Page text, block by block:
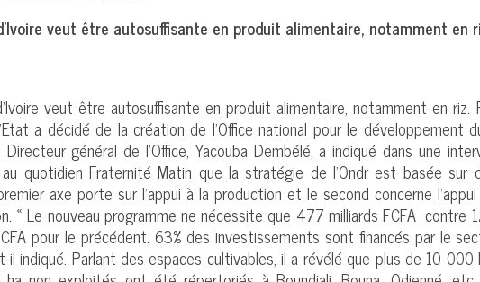
veut être autosuffisante en produit alimentaire, notamment en
veut être autosuffisante en produit alimentaire, notamment en riz.
a décidé de la création de l’Office national pour le développement
Directeur général de l’Office, Yacouba Dembélé, a indiqué dans une
quotidien Fraternité Matin que la stratégie de l’Ondr est basée sur
axe porte sur l’appui à la production et le second concerne
« Le nouveau programme ne nécessite que 477 milliards FCFA contre
pour le précédent. 63% des investissements sont financés par le
il indiqué. Parlant des espaces cultivables, il a révélé que plus de 10 000